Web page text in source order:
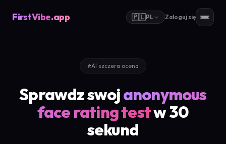
FirstVibe.app 🇵🇱PL Zaloguj się
⭐AI szczera ocena
Sprawdz swojanonymous
face rating testw 30
sekund